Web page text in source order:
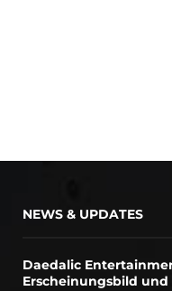
NEWS & UPDATES
Daedalic
Erscheinungsbild